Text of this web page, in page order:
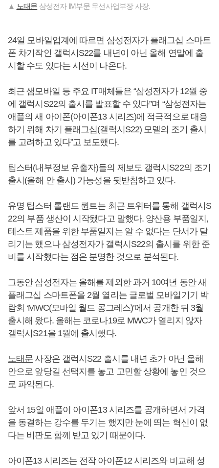
▲ 노태문 삼성전자 IM부문 무선사업부장 사장.
24일 모바일업계에 따르면 삼성전자가 플래그십 스마트
폰 차기작인 갤럭시S22를 내년이 아닌 올해 연말에 출
시할 수도 있다는 시선이 나온다.
최근 샘모바일 등 주요 IT매체들은 “삼성전자가 12월 중
에 갤럭시S22의 출시를 발표할 수 있다”며 “삼성전자는
애플의 새 아이폰(아이폰13 시리즈)에 적극적으로 대응
하기 위해 차기 플래그십(갤럭시S22) 모델의 조기 출시
를 고려하고 있다”고 보도했다.
팁스터(내부정보 유출자)들의 제보도 갤럭시S22의 조기
출시(올해 안 출시) 가능성을 뒷받침하고 있다.
유명 팁스터 롤랜드 퀀트는 최근 트위터를 통해 갤럭시S
22의 부품 생산이 시작됐다고 말했다. 양산용 부품일지,
테스트 제품을 위한 부품일지는 알 수 없다는 단서가 달
리기는 했으나 삼성전자가 갤럭시S22의 출시를 위한 준
비를 시작했다는 점은 분명한 것으로 분석된다.
그동안 삼성전자는 올해를 제외한 과거 10여년 동안 새
플래그십 스마트폰을 2월 열리는 글로벌 모바일기기 박
람회 ‘MWC(모바일 월드 콩그레스)’에서 공개한 뒤 3월
출시해 왔다. 올해는 코로나19로 MWC가 열리지 않자
갤럭시S21을 1월에 출시했다.
노태문 사장은 갤럭시S22 출시를 내년 초가 아닌 올해
안으로 앞당길 선택지를 놓고 고민할 상황에 놓인 것으
로 파악된다.
앞서 15일 애플이 아이폰13 시리즈를 공개하면서 가격
을 동결하는 강수를 두기는 했지만 눈에 띄는 혁신이 없
다는 비판도 함께 받고 있기 때문이다.
아이폰13 시리즈는 전작 아이폰12 시리즈와 비교해 성